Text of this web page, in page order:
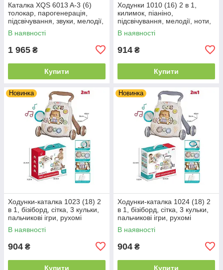
Каталка XQS 6013 A-3 (6)
толокар, парогенерація,
підсвічування, звуки, мелодії,
цифри, абетка, озвучено
англійською мовою, сортер,
В наявності
1 965 ₴
Купити
Ходунки 1010 (16) 2 в 1,
килимок, піаніно,
підсвічування, мелодії, ноти,
регулювання швидкості коліс,
4 брязкальця-підвіски, в
В наявності
914 ₴
Купити
Новинка
Ходунки-каталка 1023 (18) 2
в 1, бізіборд, сітка, 3 кульки,
пальчикові ігри, рухомі
шестерні, музичне піаніно,
підсвічування,
В наявності
904 ₴
Купити
Новинка
Ходунки-каталка 1024 (18) 2
в 1, бізіборд, сітка, 3 кульки,
пальчикові ігри, рухомі
шестерні, музичне піаніно,
підсвічування,
В наявності
904 ₴
Купити